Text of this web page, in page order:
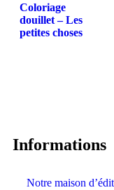
Coloriage
douillet – Les
petites choses
Informations
Notre maison